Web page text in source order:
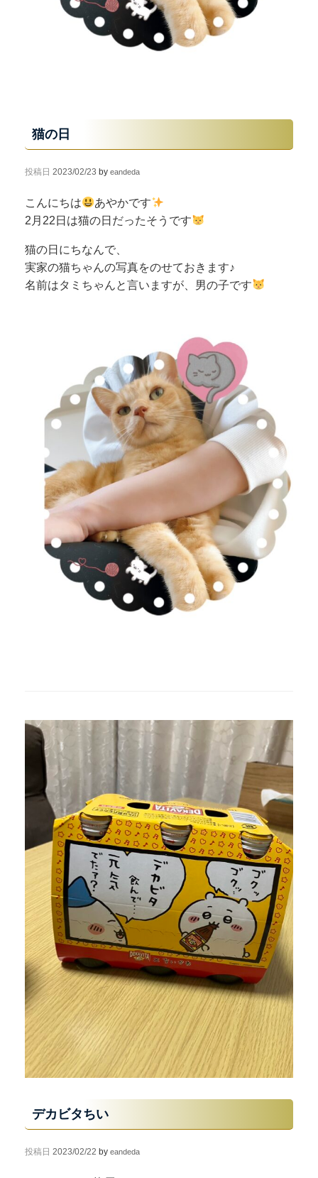
猫の日
投稿日 2023/02/23 by eandeda
こんにちは
あやかです
2月22日は猫の日だったそうです
猫の日にちなんで、
実家の猫ちゃんの写真をのせておきます♪
名前はタミちゃんと言いますが、男の子です
デカビタちい
投稿日 2023/02/22 by eandeda